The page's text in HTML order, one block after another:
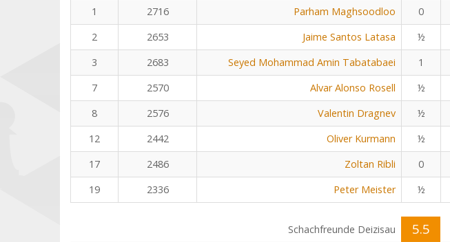
1
2716 Parham Maghsoodloo 0
2
2653 Jaime Santos Latasa ½
3
2683 Seyed Mohammad Amin Tabatabaei 1
7
2570 Alvar Alonso Rosell ½
8
2576 Valentin Dragnev ½
12
2442 Oliver Kurmann ½
17
2486 Zoltan Ribli 0
19
2336 Peter Meister ½
Schachfreunde Deizisau 5.5